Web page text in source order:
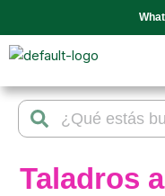
al
contenido
Search Search
Taladros